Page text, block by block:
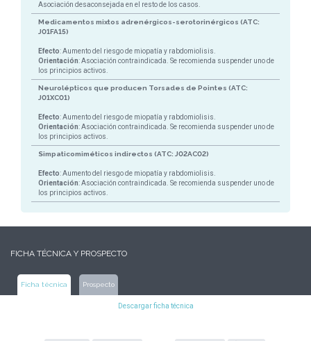
Asociación desaconsejada en el resto de los casos.
Medicamentos mixtos adrenérgicos-serotorinérgicos (ATC:
J01FA15)
Efecto: Aumento del riesgo de miopatía y rabdomiolisis.
Orientación: Asociación contraindicada. Se recomienda suspender uno de
los principios activos.
Neurolépticos que producen Torsades de Pointes (ATC:
J01XC01)
Efecto: Aumento del riesgo de miopatía y rabdomiolisis.
Orientación: Asociación contraindicada. Se recomienda suspender uno de
los principios activos.
Simpaticomiméticos indirectos (ATC: J02AC02)
Efecto: Aumento del riesgo de miopatía y rabdomiolisis.
Orientación: Asociación contraindicada. Se recomienda suspender uno de
los principios activos.
FICHA TÉCNICA Y PROSPECTO
Ficha técnica Prospecto
Descargar ficha técnica